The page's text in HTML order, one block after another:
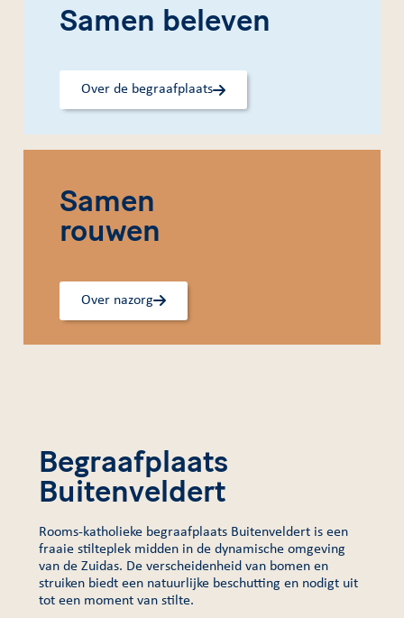
Samen beleven
Over de begraafplaats
Samen
rouwen
Over nazorg
Begraafplaats
Buitenveldert
Rooms-katholieke begraafplaats Buitenveldert is een
fraaie stilteplek midden in de dynamische omgeving
van de Zuidas. De verscheidenheid van bomen en
struiken biedt een natuurlijke beschutting en nodigt uit
tot een moment van stilte.